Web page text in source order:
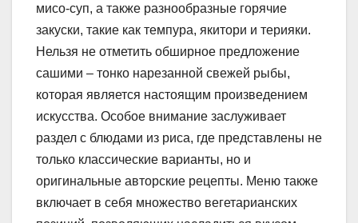
мисо-суп, а также разнообразные горячие
закуски, такие как темпура, якитори и терияки.
Нельзя не отметить обширное предложение
сашими – тонко нарезанной свежей рыбы,
которая является настоящим произведением
искусства. Особое внимание заслуживает
раздел с блюдами из риса, где представлены не
только классические варианты, но и
оригинальные авторские рецепты. Меню также
включает в себя множество вегетарианских